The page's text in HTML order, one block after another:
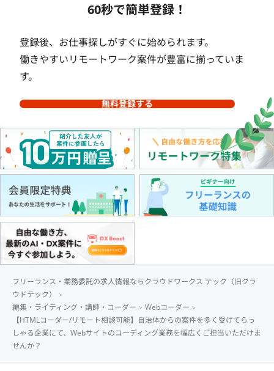
60秒で簡単登録！
登録後、お仕事探しがすぐに始められます。
働きやすいリモートワーク案件が豊富に揃っていま
す。
無料登録する
フリーランス・業務委託の求人情報ならクラウドワークス テック（旧クラ
ウドテック）
編集・ライティング・講師・コーダー
Webコーダー
【HTMLコーダー/リモート相談可能】自治体からの案件を多く受けてらっ
しゃる企業にて、Webサイトのコーディング業務を幅広くご担当いただけま
せんか？